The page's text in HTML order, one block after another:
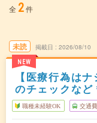
全 2件
未読
NEW
掲載日 2026/08/10
【医療行為は
のチェックなど
職種未経験OK 交通